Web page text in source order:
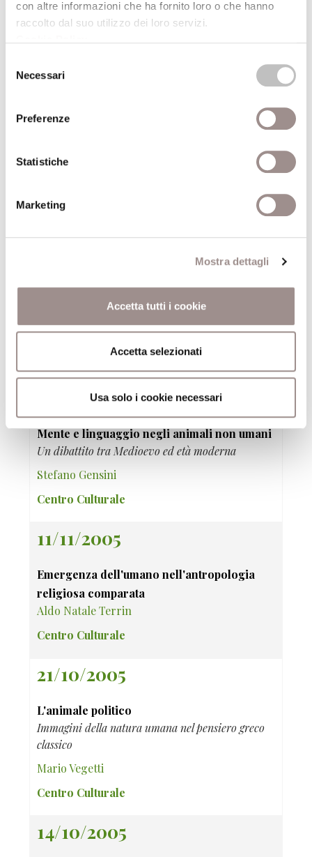
con altre informazioni che ha fornito loro o che hanno
raccolto dal suo utilizzo dei loro servizi.
delNecessari
Preferenze
Statistiche
Marketing
Mostra dettagli
Accetta tutti i cookie
Accetta selezionati
Usa solo i cookie necessari
ALTRE CONFERENZE DEL CICLO
13/01/2006
L'uomo artificiale
Centro Culturale
02/12/2005
Simona Forti
Centro Culturale
18/11/2005
Mente e linguaggio negli animali non umani
Un dibattito tra Medioevo ed età moderna
Stefano Gensini
Centro Culturale
11/11/2005
Emergenza dell'umano nell'antropologia
religiosa comparata
Aldo Natale Terrin
Centro Culturale
21/10/2005
L'animale politico
Immagini della natura umana nel pensiero greco
classico
Mario Vegetti
Centro Culturale
14/10/2005